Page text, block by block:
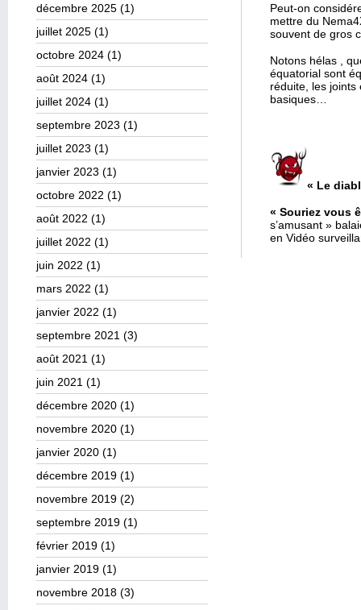
décembre 2025 (1)
juillet 2025 (1)
octobre 2024 (1)
août 2024 (1)
juillet 2024 (1)
septembre 2023 (1)
juillet 2023 (1)
janvier 2023 (1)
octobre 2022 (1)
août 2022 (1)
juillet 2022 (1)
juin 2022 (1)
mars 2022 (1)
janvier 2022 (1)
septembre 2021 (3)
août 2021 (1)
juin 2021 (1)
décembre 2020 (1)
novembre 2020 (1)
janvier 2020 (1)
décembre 2019 (1)
novembre 2019 (2)
septembre 2019 (1)
février 2019 (1)
janvier 2019 (1)
novembre 2018 (3)
Peut-on
mettre du
souvent de gros
Notons hélas ,
équatorial sont
réduite, les joints
basiques…
« Le
« Souriez vous
s’amusant »
en Vidéo